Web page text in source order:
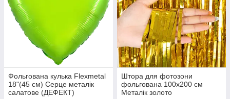
Фольгована кулька Flexmetal
18"(45 см) Серце металік
салатове (ДЕФЕКТ)
Штора для фотозони
фольгована 100х200 см
Металік золото